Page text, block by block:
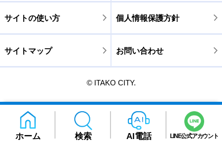
ホーム 検索 AI電話 LINE公式アカウント
サイトの使い方 個人情報保護方針
サイトマップ お問い合わせ
© ITAKO CITY.